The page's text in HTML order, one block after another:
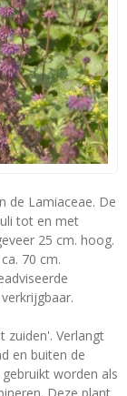
de Lamiaceae. De
tot en met
25 cm. hoog.
70 cm.
zuiden'. Verlangt
en buiten de
worden als